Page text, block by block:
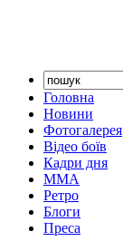
Головна
Новини
Фотогалерея
Відео боїв
Кадри дня
ММА
Ретро
Блоги
Преса